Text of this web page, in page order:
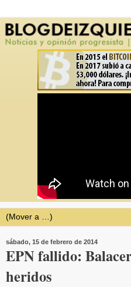
sábado, 15 de febrero de 2014
EPN fallido:
heridos